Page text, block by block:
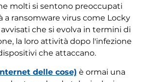
molti si sentono preoccupati
a ransomware virus come Locky
che si evolva in termini di
la loro attività dopo l'infezione
che attaccano.
delle cose) è ormai una